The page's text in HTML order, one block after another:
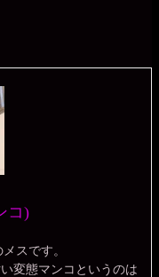
コ)
スです。
変態マンコというのは